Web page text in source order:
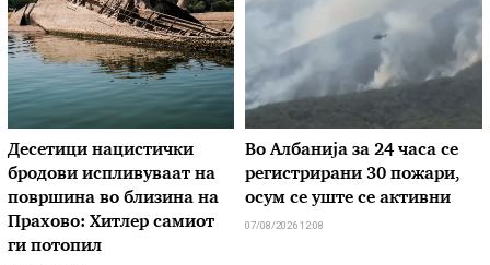
Десетици нацистички
бродови испливуваат на
површина во близина на
Прахово: Хитлер самиот
ги потопил
Во Албанија за 24 часа се
регистрирани 30 пожари,
осум се уште се активни
07/08/2026 12:08